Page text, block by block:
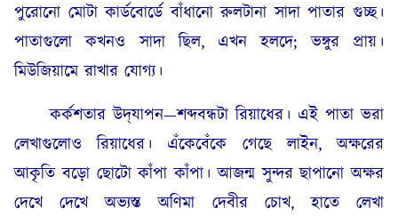
পুরোনো মোটা কার্ডবোর্ডে বাঁধানো রুলটানা সাদা পাতার গুচ্ছ।
পাতাগুলো কখনও সাদা ছিল, এখন হলদে; ভঙ্গুর প্রায়।
মিউজিয়ামে রাখার যোগ্য।
কর্কশতার উদ্‌যাপন—শব্দবন্ধটা রিয়াধের। এই পাতা ভরা
লেখাগুলোও রিয়াধের। এঁকেবেঁকে গেছে লাইন, অক্ষরের
আকৃতি বড়ো ছোটো কাঁপা কাঁপা। আজন্ম সুন্দর ছাপানো অক্ষর
দেখে দেখে অভ্যস্ত অণিমা দেবীর চোখ, হাতে লেখা